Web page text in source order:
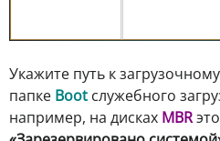
Укажите путь к
папке Boot служебного
например, на дисках MBR